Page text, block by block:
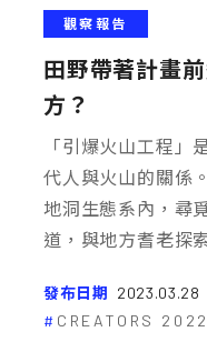
觀察報告
田野帶著計畫
方？
「引爆火山工程」
代人與火山的關係
地洞生態系內，尋
道，與地方耆老探
發布日期 2023.03.28
CREATORS 2022